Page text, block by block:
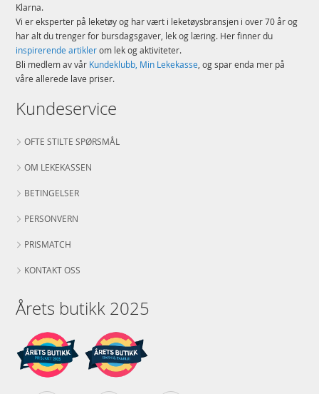
Klarna.
Vi er eksperter på leketøy og har vært i leketøysbransjen i over 70 år og
har alt du trenger for bursdagsgaver, lek og læring. Her finner du
inspirerende artiklerom lek og aktiviteter.
Bli medlem av vår Kundeklubb, Min Lekekasse, og spar enda mer på
våre allerede lave priser.
Kundeservice
OFTE STILTE SPØRSMÅL
OM LEKEKASSEN
BETINGELSER
PERSONVERN
PRISMATCH
KONTAKT OSS
Årets butikk 2025